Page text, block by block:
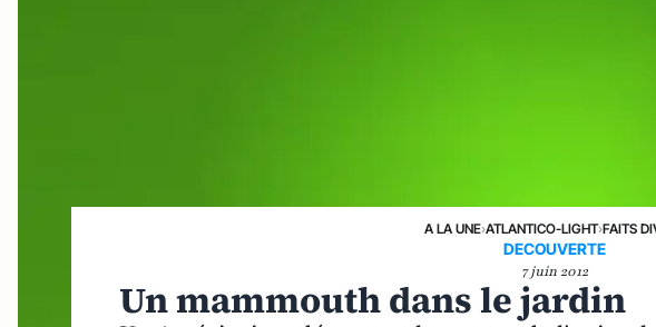
A LA UNE›ATLANTICO-LIGHT›FAITS
DECOUVERTE
7 juin 2012
Un mammouth dans le jardin